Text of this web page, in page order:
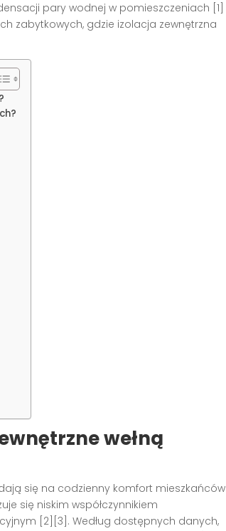
pary wodnej w pomieszczeniach [1]
zabytkowych, gdzie izolacja zewnętrzna
wełną
się na codzienny komfort mieszkańców
się niskim współczynnikiem
[2][3]. Według dostępnych danych,